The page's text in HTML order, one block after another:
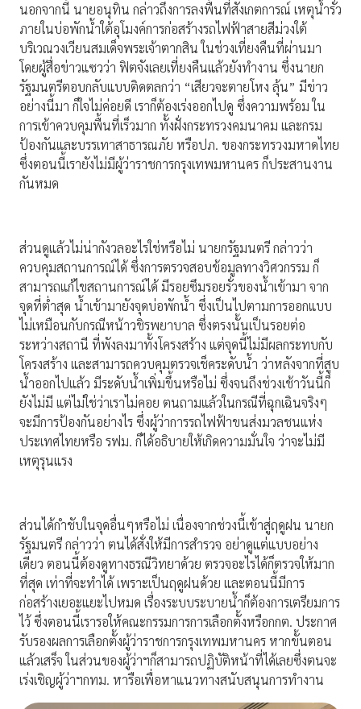
นอกจากนี้ นายอนุทิน กล่าวถึงการลงพื้นที่สังเกตการณ์ เหตุน้ำรั่ว
ภายในบ่อพักน้ำใต้อุโมงค์การก่อสร้างรถไฟฟ้าสายสีม่วงใต้
บริเวณวงเวียนสมเด็จพระเจ้าตากสิน ในช่วงเที่ยงคืนที่ผ่านมา
โดยผู้สื่อข่าวแซวว่า ฟิตจังเลยเที่ยงคืนแล้วยังทำงาน ซึ่งนายก
รัฐมนตรีตอบกลับแบบติดตลกว่า “เสียวจะตายโหง ลุ้น” มีข่าว
อย่างนี้มา ก็ใจไม่ค่อยดี เราก็ต้องเร่งออกไปดู ซึ่งความพร้อม ใน
การเข้าควบคุมพื้นที่เร็วมาก ทั้งฝั่งกระทรวงคมนาคม และกรม
ป้องกันและบรรเทาสาธารณภัย หรือปภ. ของกระทรวงมหาดไทย
ซึ่งตอนนี้เรายังไม่มีผู้ว่าราชการกรุงเทพมหานคร ก็ประสานงาน
กันหมด
ส่วนดูแล้วไม่น่ากังวลอะไรใช่หรือไม่ นายกรัฐมนตรี กล่าวว่า
ควบคุมสถานการณ์ได้ ซึ่งการตรวจสอบข้อมูลทางวิศวกรรม ก็
สามารถแก้ไขสถานการณ์ได้ มีรอยซึมรอยรั่วของน้ำเข้ามา จาก
จุดที่ต่ำสุด น้ำเข้ามายังจุดบ่อพักน้ำ ซึ่งเป็นไปตามการออกแบบ
ไม่เหมือนกับกรณีหน้าวชิรพยาบาล ซึ่งตรงนั้นเป็นรอยต่อ
ระหว่างสถานี ที่พังลงมาทั้งโครงสร้าง แต่จุดนี้ไม่มีผลกระทบกับ
โครงสร้าง และสามารถควบคุมตรวจเช็คระดับน้ำ ว่าหลังจากที่สูบ
น้ำออกไปแล้ว มีระดับน้ำเพิ่มขึ้นหรือไม่ ซึ่งจนถึงช่วงเช้าวันนี้ก็
ยังไม่มี แต่ไม่ใช่ว่าเราไม่คอย ตนถามแล้วในกรณีที่ฉุกเฉินจริงๆ
จะมีการป้องกันอย่างไร ซึ่งผู้ว่าการรถไฟฟ้าขนส่งมวลชนแห่ง
ประเทศไทยหรือ รฟม. ก็ได้อธิบายให้เกิดความมั่นใจ ว่าจะไม่มี
เหตุรุนแรง
ส่วนได้กำชับในจุดอื่นๆหรือไม่ เนื่องจากช่วงนี้เข้าสู่ฤดูฝน นายก
รัฐมนตรี กล่าวว่า ตนได้สั่งให้มีการสำรวจ อย่าดูแต่แบบอย่าง
เดียว ตอนนี้ต้องดูทางธรณีวิทยาด้วย ตรวจอะไรได้ก็ตรวจให้มาก
ที่สุด เท่าที่จะทำได้ เพราะเป็นฤดูฝนด้วย และตอนนี้มีการ
ก่อสร้างเยอะแยะไปหมด เรื่องระบบระบายน้ำก็ต้องการเตรียมการ
ไว้ ซึ่งตอนนี้เรารอให้คณะกรรมการการเลือกตั้งหรือกกต. ประกาศ
รับรองผลการเลือกตั้งผู้ว่าราชการกรุงเทพมหานคร หากขั้นตอน
แล้วเสร็จ ในส่วนของผู้ว่าฯก็สามารถปฏิบัติหน้าที่ได้เลยซึ่งตนจะ
เร่งเชิญผู้ว่าฯกทม. หารือเพื่อหาแนวทางสนับสนุนการทำงาน